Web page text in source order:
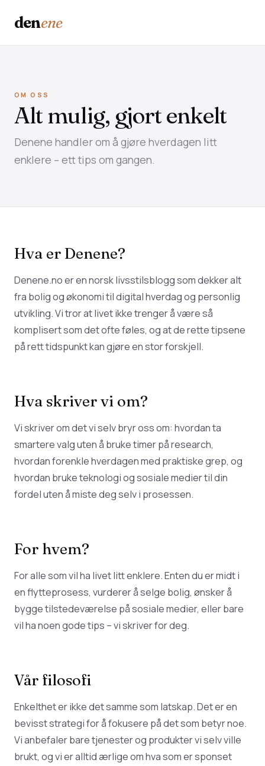
denene
OM OSS
Alt mulig, gjort enkelt
Denene handler om å gjøre hverdagen litt
enklere – ett tips om gangen.
Hva er Denene?
Denene.no er en norsk livsstilsblogg som dekker alt
fra bolig og økonomi til digital hverdag og personlig
utvikling. Vi tror at livet ikke trenger å være så
komplisert som det ofte føles, og at de rette tipsene
på rett tidspunkt kan gjøre en stor forskjell.
Hva skriver vi om?
Vi skriver om det vi selv bryr oss om: hvordan ta
smartere valg uten å bruke timer på research,
hvordan forenkle hverdagen med praktiske grep, og
hvordan bruke teknologi og sosiale medier til din
fordel uten å miste deg selv i prosessen.
For hvem?
For alle som vil ha livet litt enklere. Enten du er midt i
en flytteprosess, vurderer å selge bolig, ønsker å
bygge tilstedeværelse på sosiale medier, eller bare
vil ha noen gode tips – vi skriver for deg.
Vår filosofi
Enkelthet er ikke det samme som latskap. Det er en
bevisst strategi for å fokusere på det som betyr noe.
Vi anbefaler bare tjenester og produkter vi selv ville
brukt, og vi er alltid ærlige om hva som er sponset